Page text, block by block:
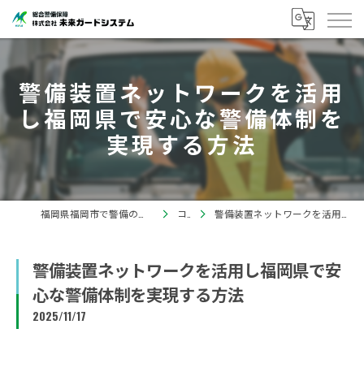
警備装置ネットワークを活用
し福岡県で安心な警備体制を
実現する方法
コラム 警備装置ネットワークを活用し福岡県で安心な警備体制を実現する方法
警備装置ネットワークを活用し福岡県で安
心な警備体制を実現する方法
2025/11/17